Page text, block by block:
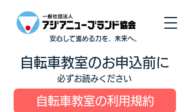
安心して進める力を、未来へ。
自転車教室のお申込前に
必ずお読みください
自転車教室の利用規約